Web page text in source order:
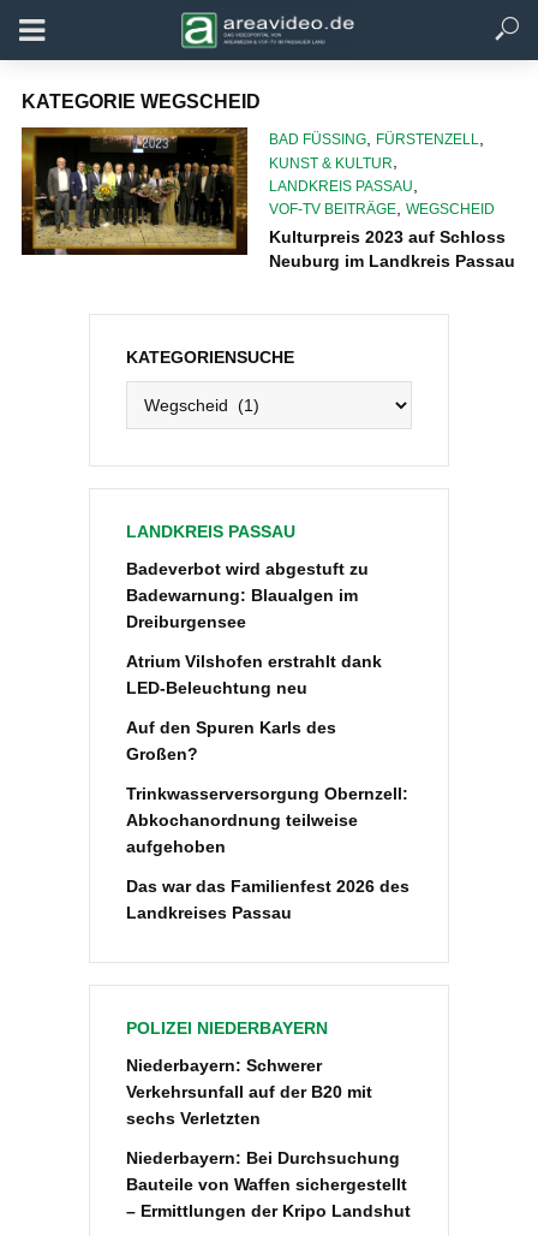
KATEGORIE WEGSCHEID
BAD FÜSSING FÜRSTENZELL
KUNST & KULTUR,
LANDKREIS PASSAU
VOF-TV BEITRÄGE WEGSCHEID
Kulturpreis 2023 auf Schloss
Neuburg im Landkreis Passau
KATEGORIENSUCHE
LANDKREIS PASSAU
Badeverbot wird abgestuft zu
Badewarnung: Blaualgen im
Dreiburgensee
Atrium Vilshofen erstrahlt dank
LED-Beleuchtung neu
Auf den Spuren Karls des
Großen?
Trinkwasserversorgung Obernzell:
Abkochanordnung teilweise
aufgehoben
Das war das Familienfest 2026 des
Landkreises Passau
POLIZEI NIEDERBAYERN
Niederbayern: Schwerer
Verkehrsunfall auf der B20 mit
sechs Verletzten
Niederbayern: Bei Durchsuchung
Bauteile von Waffen sichergestellt
– Ermittlungen der Kripo Landshut